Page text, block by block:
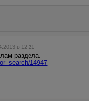
в 12:21
раздела.
14947